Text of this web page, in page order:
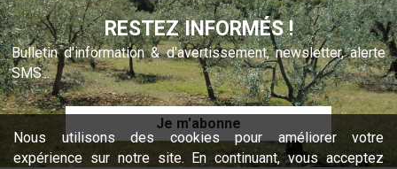
RESTEZ INFORMÉS !
Bulletin d'information & d'avertissement, newsletter, alerte
SMS...
Je m'abonne
Nous utilisons des cookies pour améliorer votre
expérience sur notre site. En continuant, vous acceptez